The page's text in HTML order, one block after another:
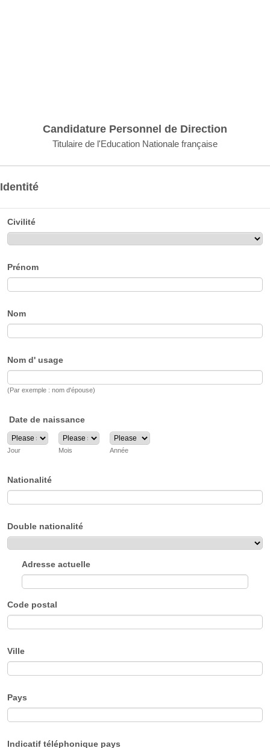
Candidature Personnel de Direction
Titulaire de l'Education Nationale française
Identité
Civilité
Prénom
Nom
Nom d' usage
(Par exemple : nom d'épouse)
Date de naissance
Jour Mois Année
Nationalité
Double nationalité
Adresse actuelle
Code postal
Ville
Pays
Indicatif téléphonique pays